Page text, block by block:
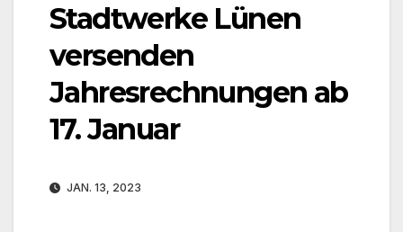
Stadtwerke Lünen
versenden
Jahresrechnungen ab
17. Januar
JAN. 13, 2023